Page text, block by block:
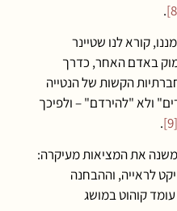
.
קורא לנו שטיינר
באדם האחר, כדרך
הקשות של הנטייה
ולא "להירדם" – ולפיכך
[9]
.
את המציאות מעיקרה:
לראייה, וההבחנה
קוהוט במושג